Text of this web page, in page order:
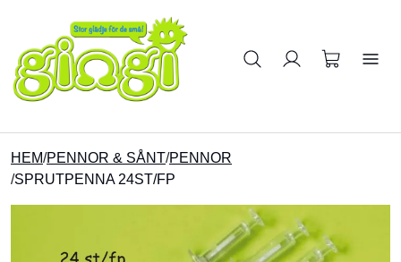
Sök på produkter
HEM/PENNOR & SÅNT/PENNOR
/SPRUTPENNA 24ST/FP